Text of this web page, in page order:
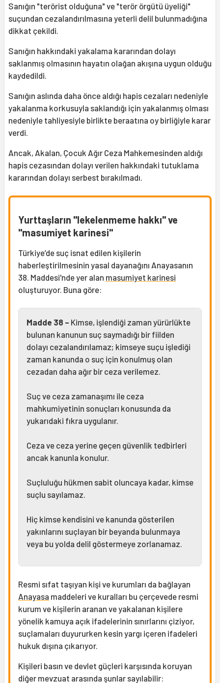
Sanığın "terörist olduğuna" ve "terör örgütü üyeliği"
suçundan cezalandırılmasına yeterli delil bulunmadığına
dikkat çekildi.
Sanığın hakkındaki yakalama kararından dolayı
saklanmış olmasının hayatın olağan akışına uygun olduğu
kaydedildi.
Sanığın aslında daha önce aldığı hapis cezaları nedeniyle
yakalanma korkusuyla saklandığı için yakalanmış olması
nedeniyle tahliyesiyle birlikte beraatına oy birliğiyle karar
verdi.
Ancak, Akalan, Çocuk Ağır Ceza Mahkemesinden aldığı
hapis cezasından dolayı verilen hakkındaki tutuklama
kararından dolayı serbest bırakılmadı.
Yurttaşların "lekelenmeme hakkı" ve
"masumiyet karinesi"
Türkiye’de suç isnat edilen kişilerin
haberleştirilmesinin yasal dayanağını Anayasanın
38. Maddesi'nde yer alan masumiyet karinesi
oluşturuyor. Buna göre:
Madde 38 – Kimse, işlendiği zaman yürürlükte
bulunan kanunun suç saymadığı bir fiilden
dolayı cezalandırılamaz; kimseye suçu işlediği
zaman kanunda o suç için konulmuş olan
cezadan daha ağır bir ceza verilemez.
Suç ve ceza zamanaşımı ile ceza
mahkumiyetinin sonuçları konusunda da
yukarıdaki fıkra uygulanır.
Ceza ve ceza yerine geçen güvenlik tedbirleri
ancak kanunla konulur.
Suçluluğu hükmen sabit oluncaya kadar, kimse
suçlu sayılamaz.
Hiç kimse kendisini ve kanunda gösterilen
yakınlarını suçlayan bir beyanda bulunmaya
veya bu yolda delil göstermeye zorlanamaz.
Resmi sıfat taşıyan kişi ve kurumları da bağlayan
Anayasa maddeleri ve kuralları bu çerçevede resmi
kurum ve kişilerin aranan ve yakalanan kişilere
yönelik kamuya açık ifadelerinin sınırlarını çiziyor,
suçlamaları duyururken kesin yargı içeren ifadeleri
hukuk dışına çıkarıyor.
Kişileri basın ve devlet güçleri karşısında koruyan
diğer mevzuat arasında şunlar sayılabilir: